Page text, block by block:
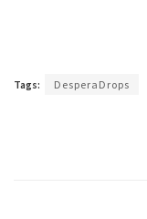
Tags: DesperaDrops